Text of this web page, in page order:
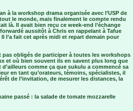
à la workshop drama organisée avec l’USP de
le monde, mais finalement le compte rendu
là. Il avait bien reçu ce week-end l’échange
aussitôt à Chris en rappelant à Tafue
l’a fait cet après midi et repart demain pour
obligés de participer à toutes les workshops
et où bien souvent ils en savent plus long que
comme ça que sukulu a commencé sa
en tant qu’orateurs, témoins, spécialistes, il
de l’invitation, de mesurer les distances, la
passé : la salade de tomate mozzarelle